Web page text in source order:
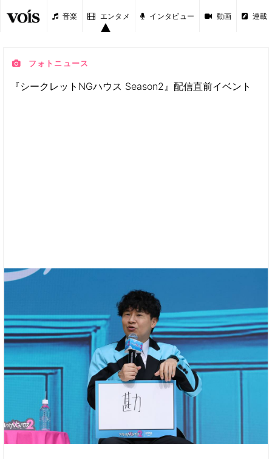
音楽 エンタメ インタビュー 動画 連載
フォトニュース
『シークレットNGハウス Season2』配信直前イベント